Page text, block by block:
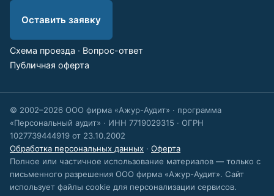
Оставить заявку
Схема проезда · Вопрос-ответ
Публичная оферта
© 2002–2026 ООО фирма «Ажур-Аудит» · программа
«Персональный аудит» · ИНН 7719029315 · ОГРН
1027739444919 от 23.10.2002
Обработка персональных данных · Оферта
Полное или частичное использование материалов — только с
письменного разрешения ООО фирма «Ажур-Аудит». Сайт
использует файлы cookie для персонализации сервисов.